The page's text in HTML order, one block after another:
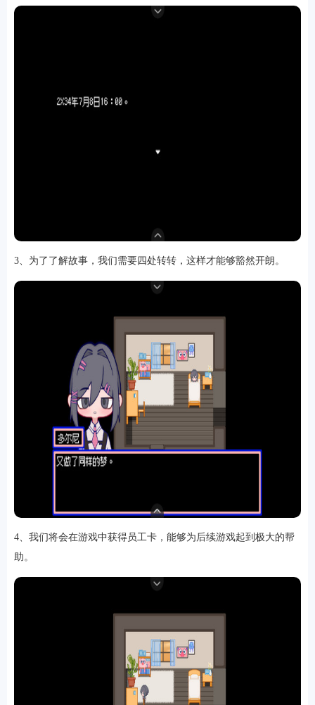
排行
角色扮演小游戏恋爱养成 沙盒模组up主自制赛车竞速策略塔防
AI软件健康运动生活购物地图导航
3、为了了解故事，我们需要四处转转，这样才能够豁然开朗。
4、我们将会在游戏中获得员工卡，能够为后续游戏起到极大的帮
助。